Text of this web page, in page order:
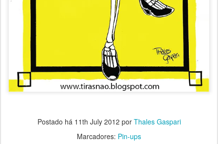
Postado há 11th July 2012 por Thales Gaspari
Marcadores: Pin-ups